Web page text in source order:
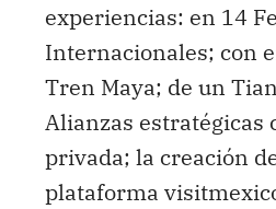
experiencias: en 14
Internacionales; con
Tren Maya; de un
Alianzas estratégicas
privada; la creación
plataforma